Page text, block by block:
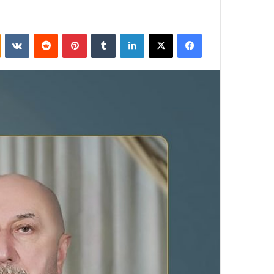
فيسبوك
‫X لينكدإن بينتيريست